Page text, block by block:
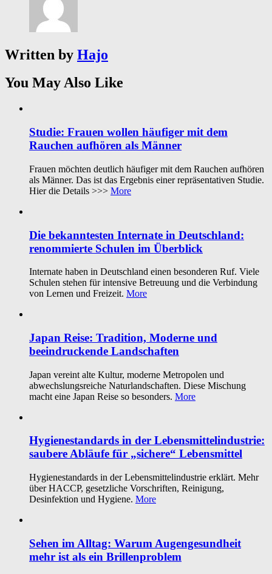
Written by Hajo
You May Also Like
Studie: Frauen wollen häufiger mit dem
Rauchen aufhören als Männer
Frauen möchten deutlich häufiger mit dem Rauchen aufhören
als Männer. Das ist das Ergebnis einer repräsentativen Studie.
Hier die Details >>> More
Die bekanntesten Internate in Deutschland:
renommierte Schulen im Überblick
Internate haben in Deutschland einen besonderen Ruf. Viele
Schulen stehen für intensive Betreuung und die Verbindung
von Lernen und Freizeit. More
Japan Reise: Tradition, Moderne und
beeindruckende Landschaften
Japan vereint alte Kultur, moderne Metropolen und
abwechslungsreiche Naturlandschaften. Diese Mischung
macht eine Japan Reise so besonders. More
Hygienestandards in der Lebensmittelindustrie:
saubere Abläufe für „sichere“ Lebensmittel
Hygienestandards in der Lebensmittelindustrie erklärt. Mehr
über HACCP, gesetzliche Vorschriften, Reinigung,
Desinfektion und Hygiene. More
Sehen im Alltag: Warum Augengesundheit
mehr ist als ein Brillenproblem